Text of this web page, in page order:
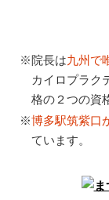
※院長は九州で
カイロプラク
格の２つの資
※博多駅筑紫口
ています。